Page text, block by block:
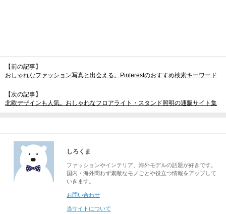
【前の記事】
おしゃれなファッション写真と出会える。Pinterestのおすすめ検索キーワード
【次の記事】
北欧デザインも人気。おしゃれなフロアライト・スタンド照明の通販サイト集
しろくま
ファッションやインテリア、海外モデルの話題が好きです。
国内・海外問わず素敵なモノごとや役立つ情報をアップして
いきます。
お問い合わせ
当サイトについて